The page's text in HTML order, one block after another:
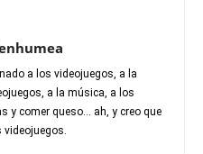
a los videojuegos, a la
a la música, a los
y comer queso... ah, y creo que
videojuegos.